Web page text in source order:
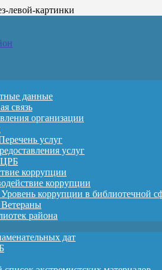
данные
связь
организации
услуг
услуг
коррупции
коррупции
коррупции в библиотечной
района
дат